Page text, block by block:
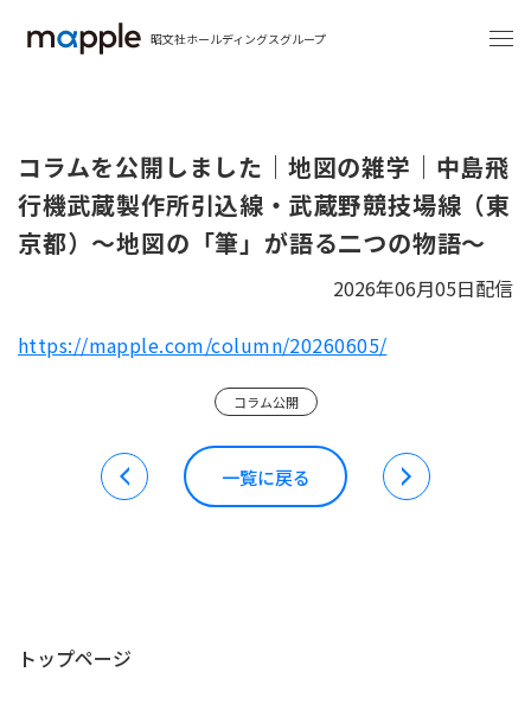
昭文社ホールディングスグループ
コラムを公開しました｜地図の雑学｜中島飛
行機武蔵製作所引込線・武蔵野競技場線（東
京都）～地図の「筆」が語る二つの物語～
2026年06月05日配信
https://mapple.com/column/20260605/
コラム公開
一覧に戻る
トップページ